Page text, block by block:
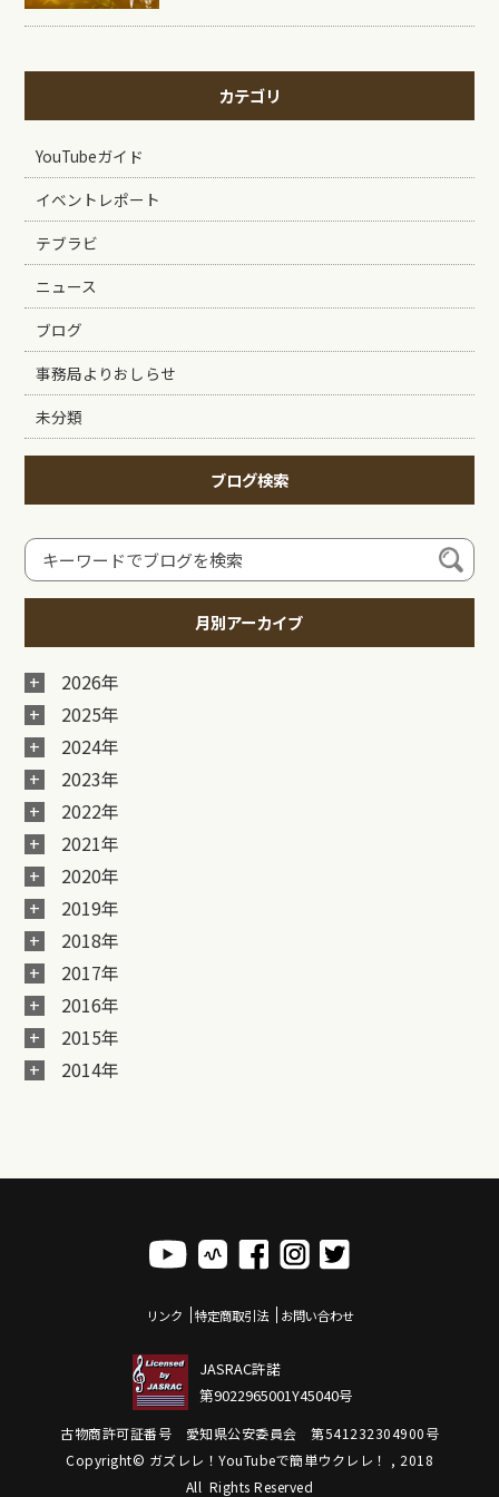
カテゴリ
YouTubeガイド
イベントレポート
テブラビ
ニュース
ブログ
事務局よりおしらせ
未分類
ブログ検索
月別アーカイブ
2026年
2025年
2024年
2023年
2022年
2021年
2020年
2019年
2018年
2017年
2016年
2015年
2014年
リンク 特定商取引法 お問い合わせ
JASRAC許諾
第9022965001Y45040号
古物商許可証番号 愛知県公安委員会 第541232304900号
Copyright© ガズレレ！YouTubeで簡単ウクレレ！ , 2018
All Rights Reserved